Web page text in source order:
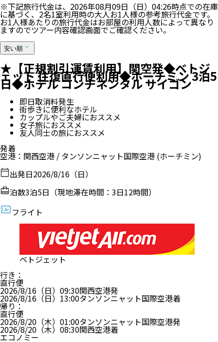
※下記旅行代金は、 2026年08月09日（日）04:26時点での在庫
に基づく、2名1室利用時の大人お1人様の参考旅行代金です。
お1人様あたりの旅行代金はお部屋の利用人数によって異なり
ますのでツアー内容確認画面でご確認ください。
安い順
★【正規割引運賃利用】関空発◆ベトジ
ェット 往復直行便利用◆ホーチミン 3泊5
日◆ホテル コンチネンタル サイゴン
即日取消料発生
街歩きに便利なホテル
カップルやご夫婦におススメ
女子旅におススメ
友人同士の旅におススメ
発着
空港 ： 関西空港 / タンソンニャット国際空港 (ホーチミン)
出発日2026/8/16（日）
泊数3泊5日（現地滞在時間： 3日12時間）
フライト
ベトジェット
行き ：
直行便
2026/8/16（日） 09:30関西空港発
2026/8/16（日） 13:00タンソンニャット国際空港着
帰り ：
直行便
2026/8/20（木） 01:00タンソンニャット国際空港発
2026/8/20（木） 08:30関西空港着
エコノミー